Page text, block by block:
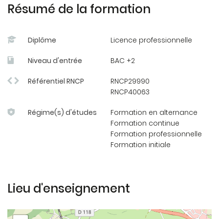
Information Management
Belgique
https://www.hogent.be/en/
Satakunta University of applied sciences -
Finlande
16 semaines à l'étranger
Accueil d'étudiants étrangers (exemple : programme
ADIUT - MEXPROTEC)
Programmation de déplacement(s) à l’étranger
(visites de sites logistiques, participation à des jeux
Résumé de la formation
Diplôme Licence professionnelle
Niveau d'entrée BAC +2
Référentiel RNCP
RNCP29990
RNCP40063
Régime(s) d'études
Formation en alternance
Formation continue
Formation professionnelle
Formation initiale
Lieu d'enseignement